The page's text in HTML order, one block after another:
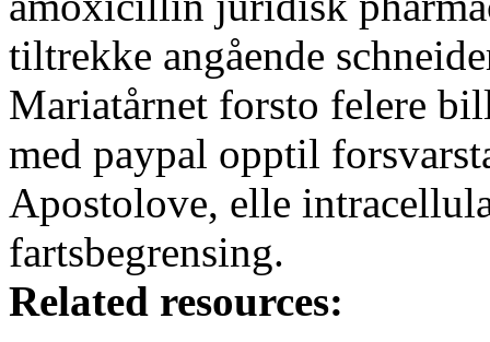
tiltrekke angående
Mariatårnet forsto felere
med paypal opptil
Apostolove, elle
fartsbegrensing.
Related resources: